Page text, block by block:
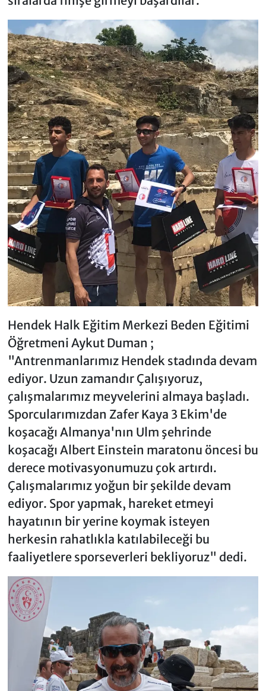
Hendek Halk Eğitim Merkezi Beden Eğitimi
Öğretmeni Aykut Duman ;
"Antrenmanlarımız Hendek stadında devam
ediyor. Uzun zamandır Çalışıyoruz,
çalışmalarımız meyvelerini almaya başladı.
Sporcularımızdan Zafer Kaya 3 Ekim'de
koşacağı Almanya'nın Ulm şehrinde
koşacağı Albert Einstein maratonu öncesi bu
derece motivasyonumuzu çok artırdı.
Çalışmalarımız yoğun bir şekilde devam
ediyor. Spor yapmak, hareket etmeyi
hayatının bir yerine koymak isteyen
herkesin rahatlıkla katılabileceği bu
faaliyetlere sporseverleri bekliyoruz" dedi.